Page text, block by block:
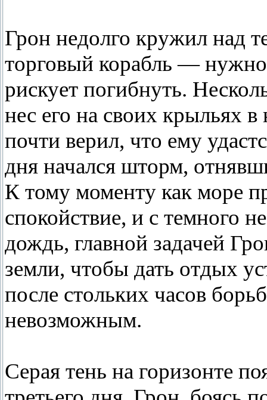
Грон недолго кружил над
торговый корабль —
рискует погибнуть.
нес его на своих крыльях
почти верил, что ему
дня начался шторм,
К тому моменту как море
спокойствие, и с темного
дождь, главной задачей
земли, чтобы дать отдых
после стольких часов
невозможным.
Серая тень на горизонте